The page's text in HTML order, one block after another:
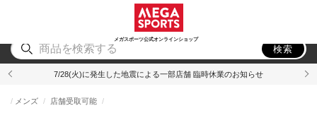
メガスポーツ公式オンラインショップ
アウトドア
検索
7/28(火)に発生した地震による一部店舗 臨時休業のお知らせ
メンズ 店舗受取可能